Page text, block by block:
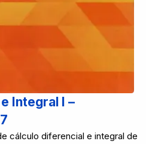
Integral I –
cálculo diferencial e integral de